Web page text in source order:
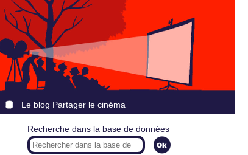
Le blog Partager le cinéma
Recherche dans la base de données